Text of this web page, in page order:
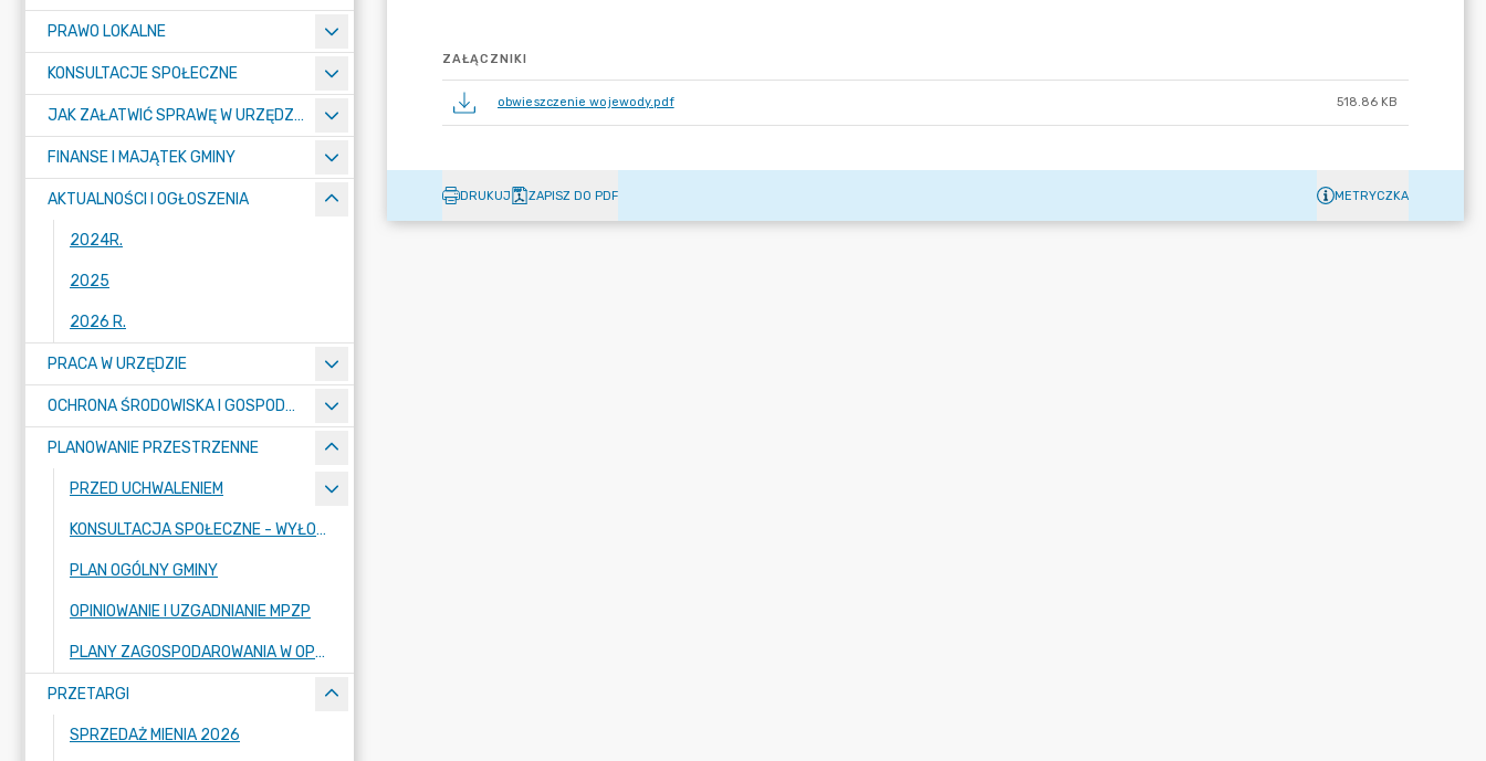
PRAWO LOKALNE
KONSULTACJE SPOŁECZNE
JAK ZAŁATWIĆ SPRAWĘ W URZĘDZIE ? - KARTY USŁUG I FORMULARZE
FINANSE I MAJĄTEK GMINY
AKTUALNOŚCI I OGŁOSZENIA
2024R.
2025
2026 R.
PRACA W URZĘDZIE
OCHRONA ŚRODOWISKA I GOSPODARKA KOMUNALNA
PLANOWANIE PRZESTRZENNE
PRZED UCHWALENIEM
KONSULTACJA SPOŁECZNE - WYŁOŻENIE
PLAN OGÓLNY GMINY
OPINIOWANIE I UZGADNIANIE MPZP
PLANY ZAGOSPODAROWANIA W OPRACOWANIU
PRZETARGI
SPRZEDAŻ MIENIA 2026
ZAŁĄCZNIKI
obwieszczenie wojewody.pdf 518.86 KB
DRUKUJ ZAPISZ DO PDF METRYCZKA